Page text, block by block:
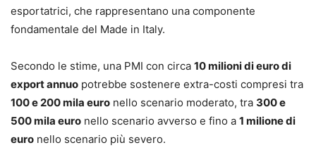
esportatrici, che rappresentano una componente
fondamentale del Made in Italy.
Secondo le stime, una PMI con circa 10 milioni di euro di
export annuo potrebbe sostenere extra-costi compresi tra
100 e 200 mila euro nello scenario moderato, tra 300 e
500 mila euro nello scenario avverso e fino a 1 milione di
euro nello scenario più severo.